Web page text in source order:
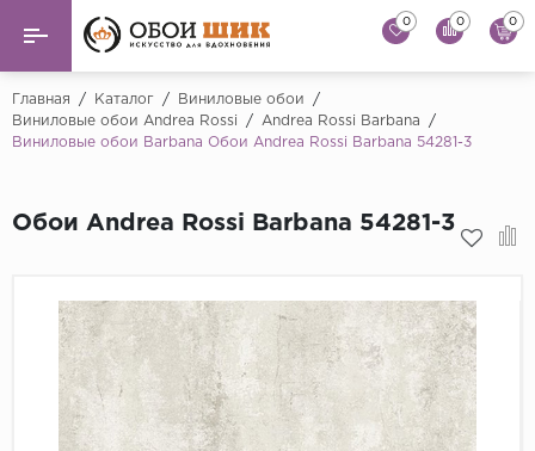
Назад
Виниловые обои ...
Andrea Rossi
Bernardo
Cristiana Masi
Decori Decori
Фрески
Обои панно
Обои под покраску
0 0 0
Главная / Каталог / Виниловые обои
/
Виниловые обои Andrea Rossi
/ Andrea Rossi Barbana
/
Виниловые обои Barbana Обои Andrea Rossi Barbana 54281-3
Обои Andrea Rossi Barbana 54281-3